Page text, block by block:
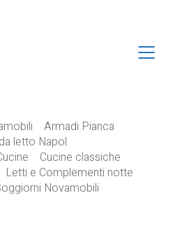
Armadi Pianca
letto Napol
Cucine classiche
Letti e Complementi notte
Novamobili